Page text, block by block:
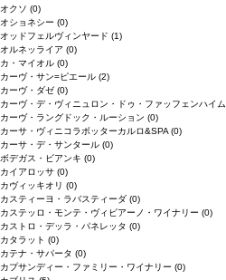
オクソ (0)
オショネシー (0)
オッドフェルヴィンヤード (1)
オルネッライア (0)
カ・マイオル (0)
カーヴ・サン=ピエール (2)
カーヴ・ダゼ (0)
カーヴ・デ・ヴィニュロン・ドゥ・ファッフェンハイム
カーヴ・ラングドック・ルーション (0)
カーサ・ヴィニコラボッターカルロ&SPA (0)
カーサ・デ・サンタール (0)
ボデガス・ビアンキ (0)
カイアロッサ (0)
カヴィッキオリ (0)
カスティーヨ・ラバスティーダ (0)
カステッロ・モンテ・ヴィビアーノ・ワイナリー (0)
カストロ・デッラ・パネレッタ (0)
カタラット (0)
カテナ・サパータ (0)
カプサンディー・ファミリー・ワイナリー (0)